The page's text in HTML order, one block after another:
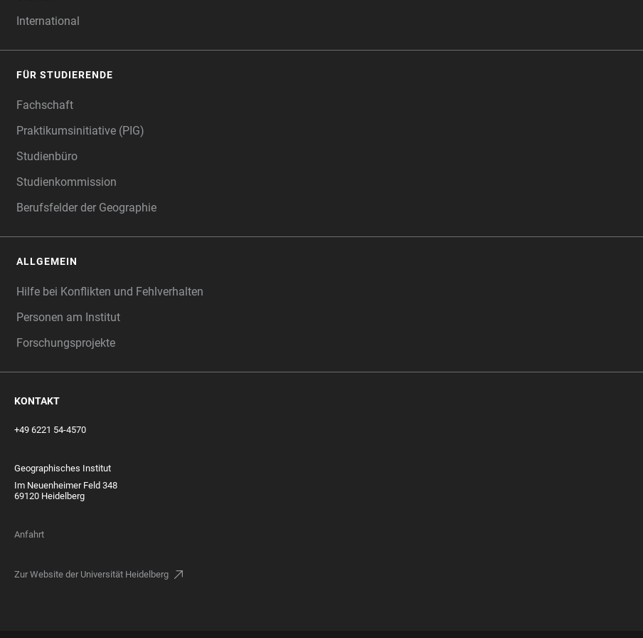
International
FÜR STUDIERENDE
Fachschaft
Praktikumsinitiative (PIG)
Studienbüro
Studienkommission
Berufsfelder der Geographie
ALLGEMEIN
Hilfe bei Konflikten und Fehlverhalten
Personen am Institut
Forschungsprojekte
KONTAKT
+49 6221 54-4570
Geographisches Institut
Im Neuenheimer Feld 348
69120 Heidelberg
Anfahrt
Zur Website der Universität Heidelberg